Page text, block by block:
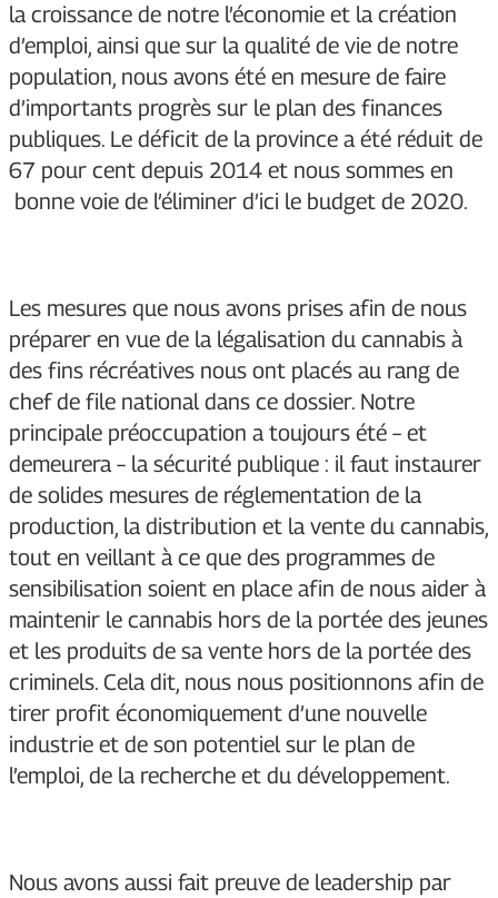
la croissance de notre l’économie et la création
d’emploi, ainsi que sur la qualité de vie de notre
population, nous avons été en mesure de faire
d’importants progrès sur le plan des finances
publiques. Le déficit de la province a été réduit de
67 pour cent depuis 2014 et nous sommes en
bonne voie de l’éliminer d’ici le budget de 2020.
Les mesures que nous avons prises afin de nous
préparer en vue de la légalisation du cannabis à
des fins récréatives nous ont placés au rang de
chef de file national dans ce dossier. Notre
principale préoccupation a toujours été – et
demeurera – la sécurité publique : il faut instaurer
de solides mesures de réglementation de la
production, la distribution et la vente du cannabis,
tout en veillant à ce que des programmes de
sensibilisation soient en place afin de nous aider à
maintenir le cannabis hors de la portée des jeunes
et les produits de sa vente hors de la portée des
criminels. Cela dit, nous nous positionnons afin de
tirer profit économiquement d’une nouvelle
industrie et de son potentiel sur le plan de
l’emploi, de la recherche et du développement.
Nous avons aussi fait preuve de leadership par